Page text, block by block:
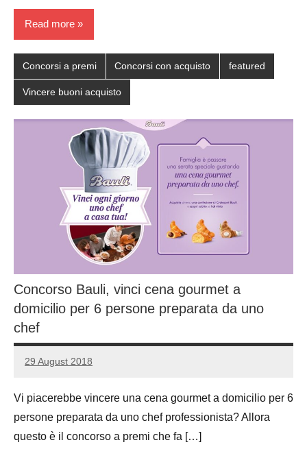
Read more
Concorsi a premi Concorsi con acquisto featured
Vincere buoni acquisto
Concorso Bauli, vinci cena gourmet a
domicilio per 6 persone preparata da uno
chef
29 August 2018
Luca
No
Vi piacerebbe vincere una cena gourmet a domicilio per 6
persone preparata da uno chef professionista? Allora
questo è il concorso a premi che fa […]